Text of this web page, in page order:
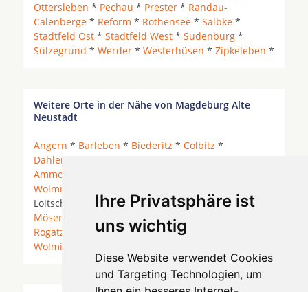
Ihre Privatsphäre ist
uns wichtig
Diese Website verwendet Cookies
und Targeting Technologien, um
Ottersleben * Pechau * Prester * Randau-
Calenberge * Reform * Rothensee * Salbke *
Stadtfeld Ost * Stadtfeld West * Sudenburg *
Sülzegrund * Werder * Westerhüsen * Zipkeleben *
Weitere Orte in der Nähe von Magdeburg Alte
Neustadt
Angern * Barleben * Biederitz * Colbitz *
Dahlenwarsleben
Ammensleben
Wolmirstedt
Loitsche-Heinrichsberg * Magdeburg* Möckern
Möser * Niedere Börde * Niederndodeleben *
Rogätz
* Schönebeck (Elbe) *Wanzleben-Börde
Wolmirstedt